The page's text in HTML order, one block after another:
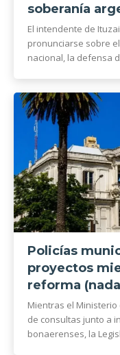
soberanía
El intendente de
pronunciarse sobre
nacional, la defensa
Policías
proyectos
reforma
Mientras el
de consultas junto a
bonaerenses, la